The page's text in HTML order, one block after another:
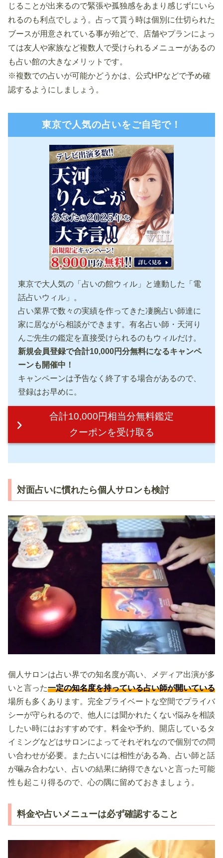
じることが出来るので緊張や孤独感をあまり感じずにいら
れるのも利点でしょう。占って貰う時は個別に仕切られた
ブースが用意されている事が殆どで、店舗やプランによっ
ては友人や家族など複数人で受けられるメニューがあるの
も占い館の大きなメリットです。
※複数での占いが可能かどうかは、公式HPなどで予め確
認するようにしましょう。
東京で人気の占いをご自宅で！
東京で大人気の「占いの館ウィル」と連動した「電
話占いウィル」。
占い業界で数々の実績を作ってきた凄腕占い師達に
家に居ながら相談ができます。有名占い師・天河り
んご先生の鑑定を直接受けられるのもウィルだけ。
新規会員登録で合計10,000円分無料になるキャンペ
ーンも開催中！
キャンペーンは予告なく終了する場合があるので、
登録はお早めに。
合計10,000円相当分無料鑑定
クーポンを受け取る
対面占いに慣れたら個人サロンも検討
個人サロンは占い界での知名度が高い、メディア出演が多
いと言った一定の知名度を持っている占い師が開いている
場所も多くあります。完全プライベートな空間でプライバ
シーが守られるので、他人には聞かれたくない悩みを相談
したい時にはおすすめです。料金や予約、開店しているタ
イミングなどはサロンによってそれぞれなので個別での問
い合わせが必要。また占いには相性がある為、占い師と話
が噛み合わない、占いの結果に納得できないと言った可能
性も起こり得るので、心の隅に留めておきましょう。
料金や占いメニューは必ず確認すること